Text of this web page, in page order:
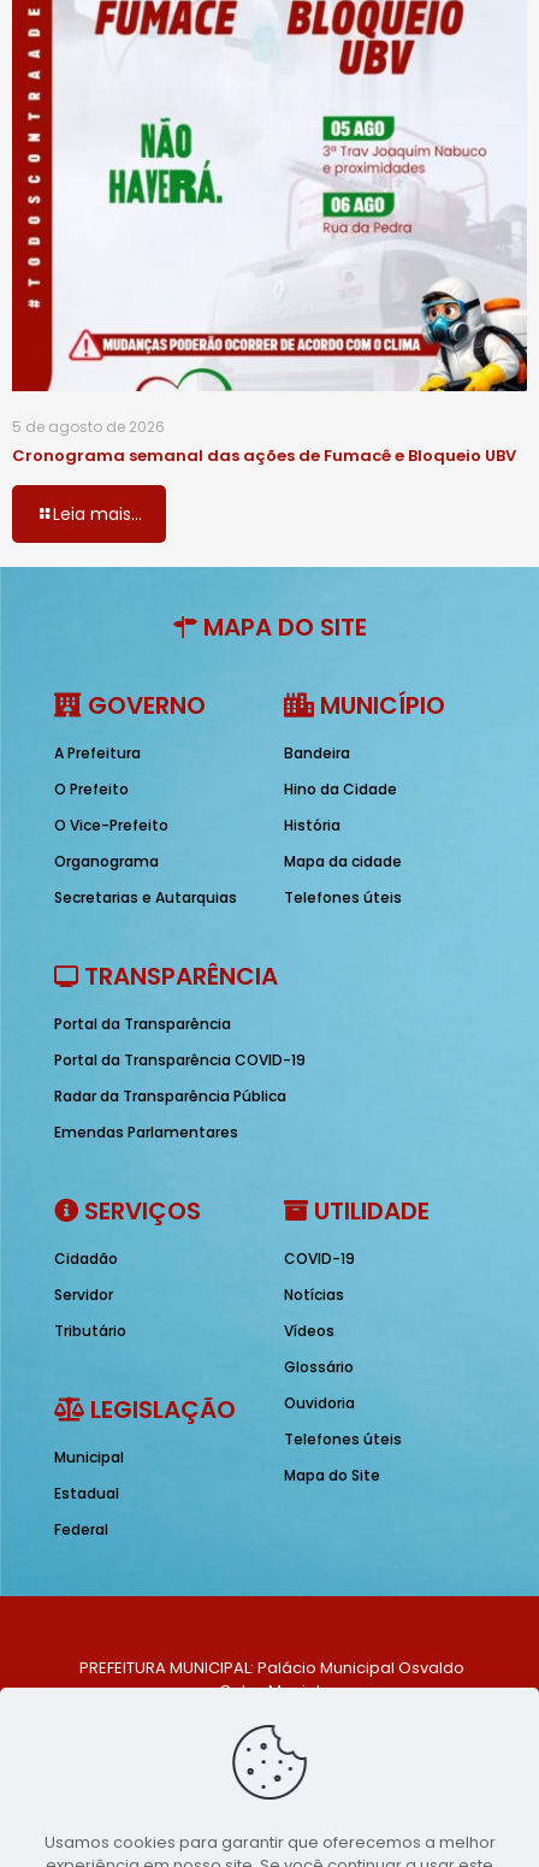
5 de agosto de 2026
Cronograma semanal das ações de Fumacê e Bloqueio UBV
Leia mais...
MAPA DO SITE
GOVERNO
A Prefeitura
O Prefeito
O Vice-Prefeito
Organograma
Secretarias e Autarquias
MUNICÍPIO
Bandeira
Hino da Cidade
História
Mapa da cidade
Telefones úteis
TRANSPARÊNCIA
Portal da Transparência
Portal da Transparência COVID-19
Radar da Transparência Pública
Emendas Parlamentares
SERVIÇOS
Cidadão
Servidor
Tributário
LEGISLAÇÃO
Municipal
Estadual
Federal
UTILIDADE
COVID-19
Notícias
Vídeos
Glossário
Ouvidoria
Telefones úteis
Mapa do Site
PREFEITURA MUNICIPAL: Palácio Municipal Osvaldo
Celso Maciel
Centro, São Bento do Una - PE. CEP: 553370-128
TELEFONE: (81) 99548-1569
E-MAIL: ouvidoria@saobentodouna.pe.gov.br
Usamos cookies para garantir que oferecemos a melhor